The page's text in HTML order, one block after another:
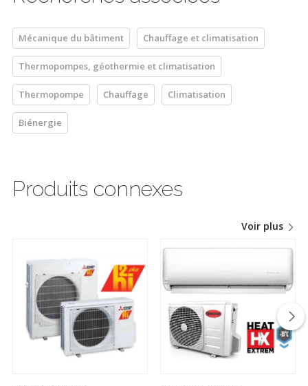
Mécanique du bâtiment Chauffage et climatisation
Thermopompes, géothermie et climatisation
Thermopompe Chauffage Climatisation
Biénergie
Produits connexes
Voir plus